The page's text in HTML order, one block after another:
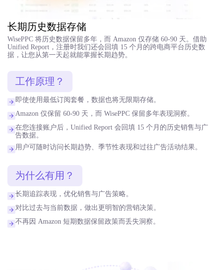
长期历史数据存储
WisePPC 将历史数据保留多年，而 Amazon 仅存储 60-90 天。借助
Unified Report，注册时我们还会回填 15 个月的跨电商平台历史数
据，让您从第一天起就能掌握长期趋势。
工作原理？
即使使用最低订阅套餐，数据也将无限期存储。
Amazon 仅保留 60-90 天，而 WisePPC 保留多年表现洞察。
在您连接账户后，Unified Report 会回填 15 个月的历史销售与广
告数据。
用户可随时访问长期趋势、季节性表现和过往广告活动结果。
为什么有用？
长期追踪表现，优化销售与广告策略。
对比过去与当前数据，做出更明智的营销决策。
不再因 Amazon 短期数据保留政策而丢失洞察。